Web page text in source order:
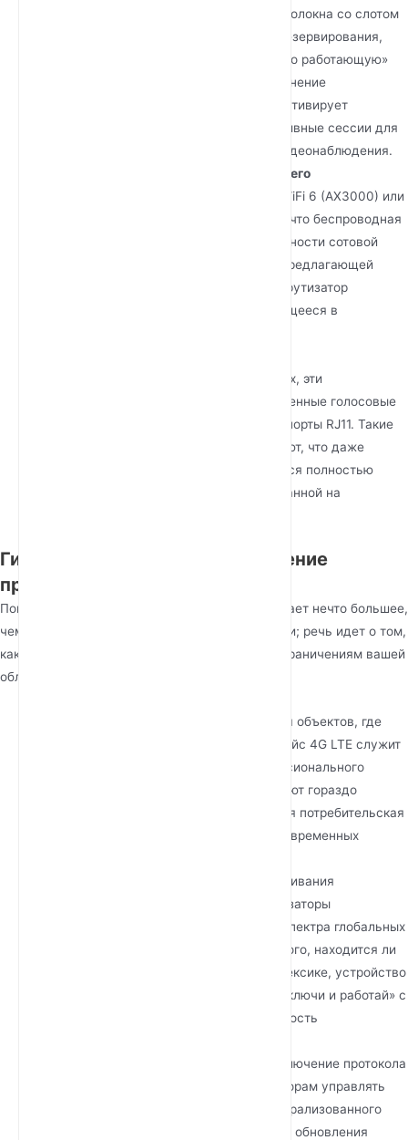
для основного высокоскоростного оптоволокна со слотом
для SIM-карты 4G LTE для вторичного резервирования,
маршрутизатор обеспечивает «постоянно работающую»
экосистему. Если оптоволоконное соединение
прерывается, система автоматически активирует
переключение на LTE, поддерживая активные сессии для
VoIP, облачных приложений и потоков видеонаблюдения.
Скорости беспроводной связи следующего
Использование стандартов WiFi 6 (AX3000) или
высокоскоростных AC1200 гарантирует, что беспроводная
связь соответствует пропускной способности сотовой
сети. Благодаря технологии Cat 6 LTE, предлагающей
скорость загрузки до 300 Мбит/с, маршрутизатор
устраняет узкое место, часто встречающееся в
Помимо передачи данных, эти
маршрутизаторы поддерживают расширенные голосовые
протоколы, включая VoLTE и VoIP через порты RJ11. Такие
функции, как T.38 Fax over IP, гарантируют, что даже
традиционные офисные функции остаются полностью
работоспособными в среде, ориентированной на
Гибкость развертывания: решение
проблемы доступности
Поиск
предполагает нечто большее,
чем просто просмотр необработанной скорости; речь идет о том,
как устройство адаптируется к конкретным ограничениям вашей
области деятельности.
Для объектов, где
оптоволокно еще не проложено, интерфейс 4G LTE служит
основным шлюзом. С модемами профессионального
уровня эти маршрутизаторы обеспечивают гораздо
большую стабильность, чем стандартная потребительская
точка доступа, поддерживая до 32 одновременных
Для обслуживания
международных проектов эти маршрутизаторы
разработаны для поддержки широкого спектра глобальных
частотных диапазонов. Независимо от того, находится ли
ваш проект в Нигерии, Австралии или Мексике, устройство
разработано для работы по принципу «включи и работай» с
местными SIM-картами, устраняя сложность
Включение протокола
TR069 позволяет сетевым администраторам управлять
целым парком маршрутизаторов из централизованного
местоположения. Вы можете отправлять обновления